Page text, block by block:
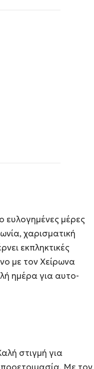
ευλογημένες μέρες
χαρισματική
εκπληκτικές
με τον Χείρωνα
ημέρα για αυτο-
στιγμή για